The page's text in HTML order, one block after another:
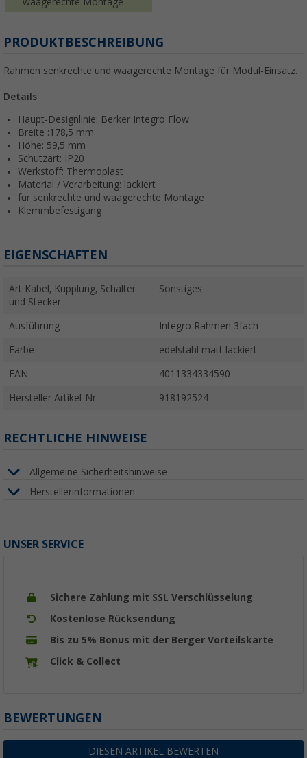
waagerechte Montage
PRODUKTBESCHREIBUNG
Rahmen senkrechte und waagerechte Montage für Modul-Einsatz.
Details
Haupt-Designlinie: Berker Integro Flow
Breite :178,5 mm
Höhe: 59,5 mm
Schutzart: IP20
Werkstoff: Thermoplast
Material / Verarbeitung: lackiert
für senkrechte und waagerechte Montage
Klemmbefestigung
EIGENSCHAFTEN
Art Kabel, Kupplung, Schalter
und Stecker
Sonstiges
Ausführung Integro Rahmen 3fach
Farbe edelstahl matt lackiert
EAN 4011334334590
Hersteller Artikel-Nr. 918192524
RECHTLICHE HINWEISE
Allgemeine Sicherheitshinweise
Herstellerinformationen
UNSER SERVICE
Sichere Zahlung mit SSL Verschlüsselung
Kostenlose Rücksendung
Bis zu 5% Bonus mit der Berger Vorteilskarte
Click & Collect
BEWERTUNGEN
DIESEN ARTIKEL BEWERTEN